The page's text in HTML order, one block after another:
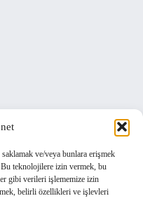
ve/veya bunlara erişmek
teknolojilere izin vermek, bu
gibi verileri işlememize izin
belirli özellikleri ve işlevleri
No:1 Beşiktaş /